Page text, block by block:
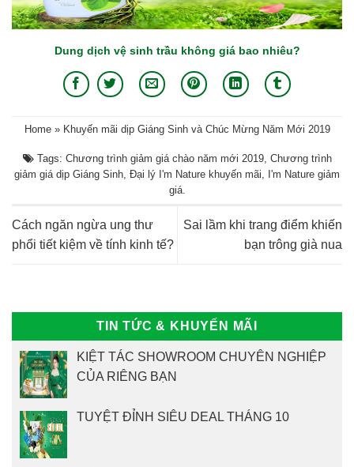
Dung dịch vệ sinh trầu không giá bao nhiêu?
Home» Khuyến mãi dịp Giáng Sinh và Chúc Mừng Năm Mới 2019
Tags: Chương trình giảm giá chào năm mới 2019, Chương trình
giảm giá dịp Giáng Sinh Đại lý I'm Nature khuyến mãi
I'm Nature giảm
giá.
Cách ngăn ngừa ung thư
phổi tiết kiệm về tính kinh tế?
Sai lầm khi trang điểm khiến
bạn trông già nua
TIN TỨC & KHUYẾN MÃI
KIỆT TÁC SHOWROOM CHUYÊN NGHIỆP
CỦA RIÊNG BẠN
TUYỆT ĐỈNH SIÊU DEAL THÁNG 10